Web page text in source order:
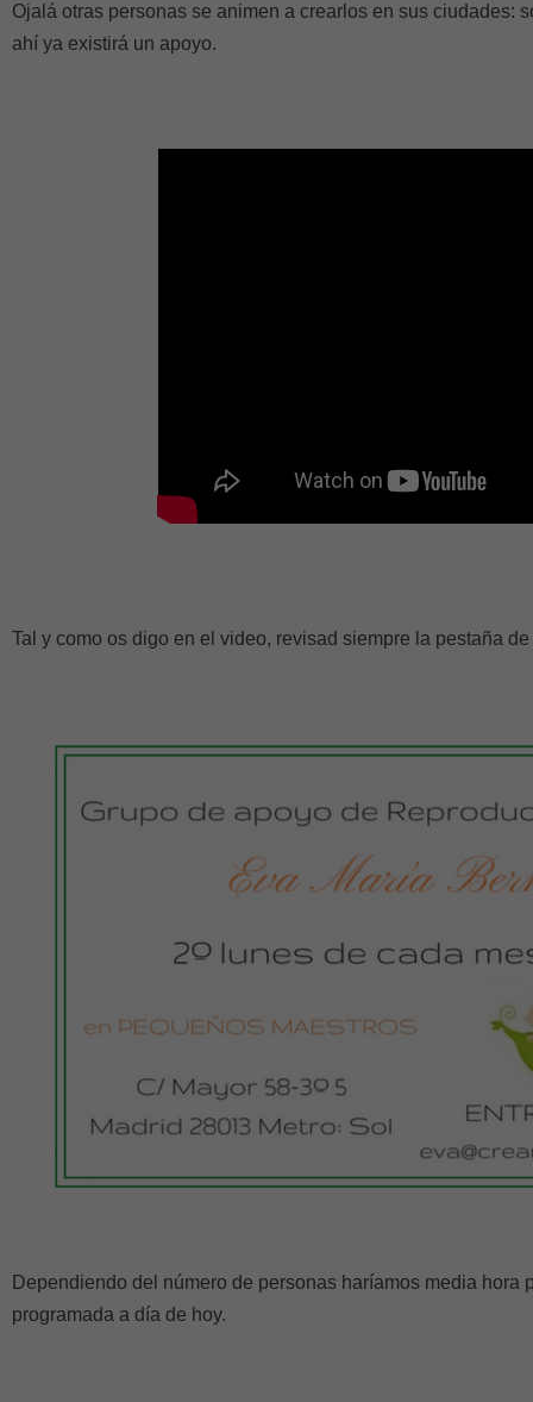
Ojalá otras personas se animen a crearlos en sus ciudades:
ahí ya existirá un apoyo.
Tal y como os digo en el video, revisad siempre la pestaña de
Dependiendo del número de personas haríamos media hora
programada a día de hoy.